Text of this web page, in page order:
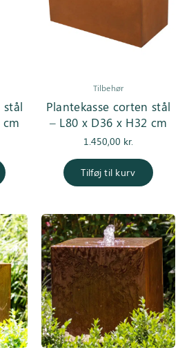
stål
cm
Tilbehør
Plantekasse corten stål
– L80 x D36 x H32 cm
1.450,00 kr.
Tilføj til kurv